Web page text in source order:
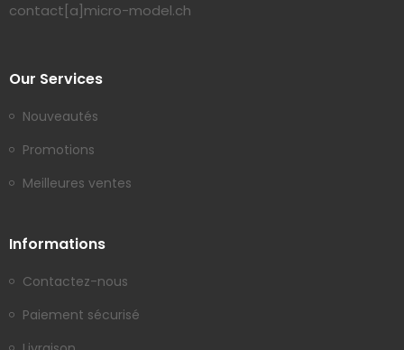
contact[a]micro-model.ch
Our Services
Nouveautés
Promotions
Meilleures ventes
Informations
Contactez-nous
Paiement sécurisé